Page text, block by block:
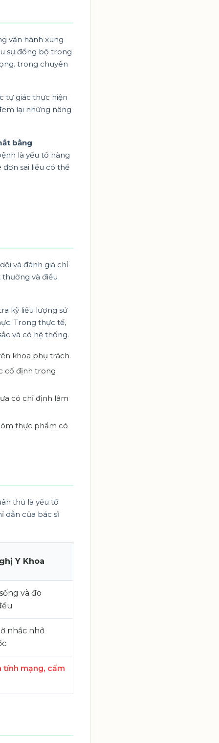
vận hành xung
sự đồng bộ trong
trong chuyên
tự giác thực hiện
lại những nâng
bằng
là yếu tố hàng
sai liều có thể
và đánh giá chỉ
và điều
kỹ liều lượng sử
Trong thực tế,
và có hệ thống.
khoa phụ trách.
cố định trong
có chỉ định lâm
thực phẩm có
thủ là yếu tố
dẫn của bác sĩ
Y Khoa
và đo
nhắc nhở
tính mạng, cấm